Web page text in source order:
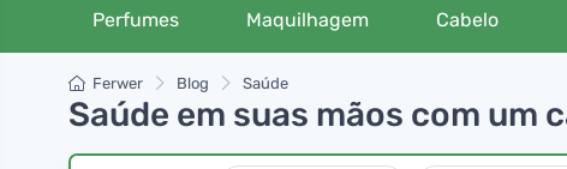
Perfumes Maquilhagem Cabelo
Ferwer Blog Saúde
Saúde em suas mãos com um